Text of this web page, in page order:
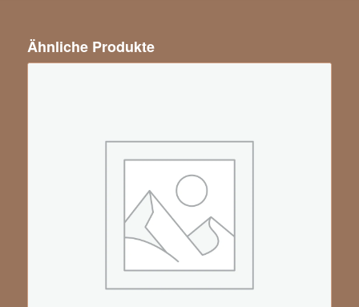
Ähnliche Produkte